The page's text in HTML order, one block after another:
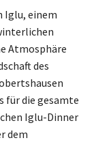
Iglu, einem
Atmosphäre
des
für die gesamte
Iglu-Dinner
dem